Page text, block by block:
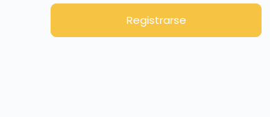
Registrarse